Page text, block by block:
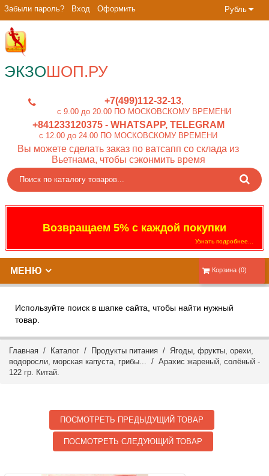
Рубль
Забыли пароль? Вход Оформить
ЭКЗОШОП.РУ
+7(499)112-32-13
c 9.00 до 20.00 ПО МОСКОВСКОМУ ВРЕМЕНИ
+841233120375- WHATSAPP, TELEGRAM
c 12.00 до 24.00 ПО МОСКОВСКОМУ ВРЕМЕНИ
Вы можете сделать заказ по ватсапп со склада из
Вьетнама, чтобы сэконмить время
Возвращаем 5% с каждой покупки
Узнать подробнее...
Корзина (0)
МЕНЮ
Используйте поиск в шапке сайта, чтобы найти нужный
товар.
Главная / Каталог / Продукты питания / Ягоды, фрукты, орехи,
водоросли, морская капуста, грибы... / Арахис жареный, солёный -
122 гр. Китай.
ПОСМОТРЕТЬ ПРЕДЫДУЩИЙ ТОВАР
ПОСМОТРЕТЬ СЛЕДУЮЩИЙ ТОВАР